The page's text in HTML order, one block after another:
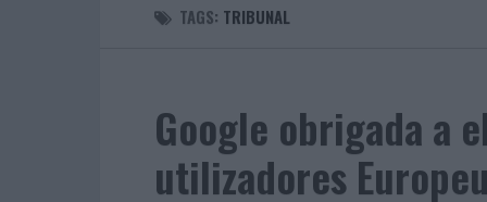
TAGS: TRIBUNAL
Google obrigada a
utilizadores